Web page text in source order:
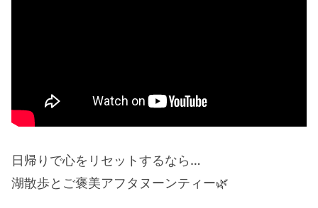
日帰りで心をリセットするなら…
湖散歩とご褒美アフタヌーンティー🌿